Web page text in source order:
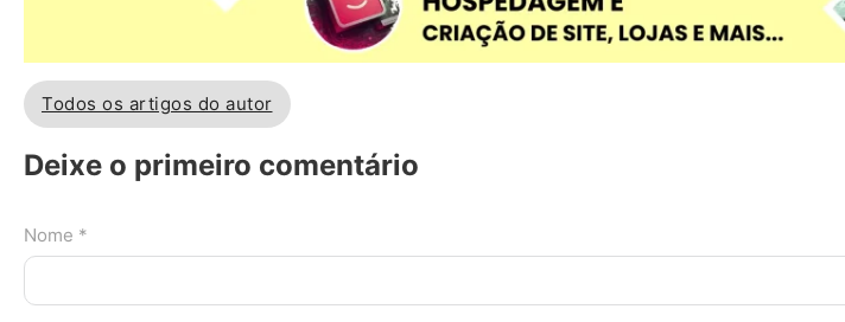
Todos os artigos do autor
Deixe o primeiro comentário
Nome *